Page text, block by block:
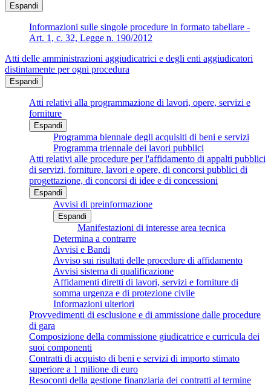
Espandi
Informazioni sulle singole procedure in formato tabellare -
Art. 1, c. 32, Legge n. 190/2012
Atti delle amministrazioni aggiudicatrici e degli enti aggiudicatori
distintamente per ogni procedura
Espandi
Atti relativi alla programmazione di lavori, opere, servizi e
forniture
Espandi
Programma biennale degli acquisiti di beni e servizi
Programma triennale dei lavori pubblici
Atti relativi alle procedure per l'affidamento di appalti pubblici
di servizi, forniture, lavori e opere, di concorsi pubblici di
progettazione, di concorsi di idee e di concessioni
Espandi
Avvisi di preinformazione
Espandi
Manifestazioni di interesse area tecnica
Determina a contrarre
Avvisi e Bandi
Avviso sui risultati delle procedure di affidamento
Avvisi sistema di qualificazione
Affidamenti diretti di lavori, servizi e forniture di
somma urgenza e di protezione civile
Informazioni ulteriori
Provvedimenti di esclusione e di ammissione dalle procedure
di gara
Composizione della commissione giudicatrice e curricula dei
suoi componenti
Contratti di acquisto di beni e servizi di importo stimato
superiore a 1 milione di euro
Resoconti della gestione finanziaria dei contratti al termine